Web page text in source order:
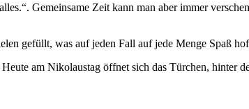
Gemeinsame Zeit kann man aber immer
gefüllt, was auf jeden Fall auf jede Menge Spaß
am Nikolaustag öffnet sich das Türchen, hinter